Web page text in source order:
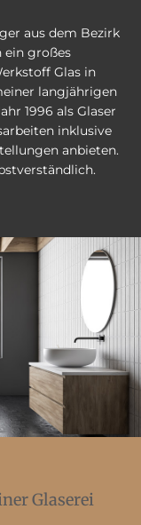
aus dem Bezirk
ein großes
Glas in
langjährigen
1996 als Glaser
inklusive
anbieten.
Glaserei